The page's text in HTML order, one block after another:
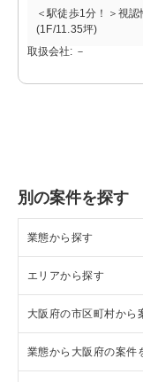
＜駅徒歩1分！＞視
(1F/11.35坪)
取扱会社: －
別の案件を探す
業態から探す
ラーメンの居抜き売
フランス料理の居抜
イタリア料理の居抜
エリアから探す
東京23区の飲食店の
東京都下の飲食店の
大阪府の市区町村から
大阪市北区の飲食店
業態から大阪府の案件